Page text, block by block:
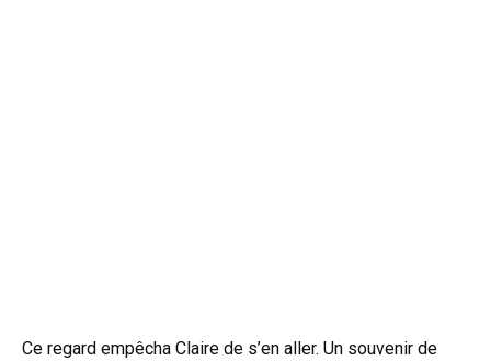
Ce regard empêcha Claire de s’en aller. Un souvenir de